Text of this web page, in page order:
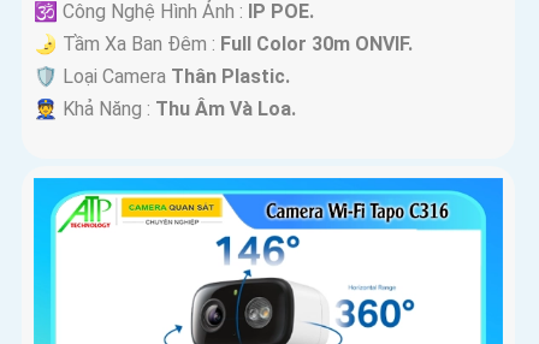
🕉️ Công Nghệ Hình Ảnh : IP POE.
🌛 Tầm Xa Ban Đêm : Full Color 30m ONVIF.
🛡 Loại Camera Thân Plastic.
️👮 Khả Năng : Thu Âm Và Loa.